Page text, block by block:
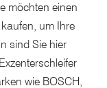
möchten einen
um Ihre
sind Sie hier
wie BOSCH,